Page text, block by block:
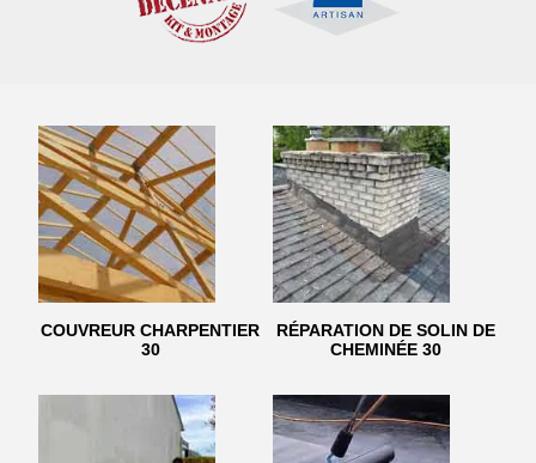
COUVREUR CHARPENTIER
30
RÉPARATION DE SOLIN DE
CHEMINÉE 30